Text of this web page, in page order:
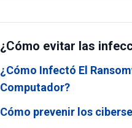
¿Cómo evitar las
¿Cómo Infectó El
Computador?
Cómo prevenir los